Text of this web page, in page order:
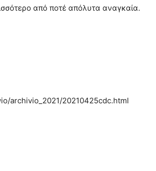
από ποτέ απόλυτα αναγκαία.
archivio_2021/20210425cdc.html